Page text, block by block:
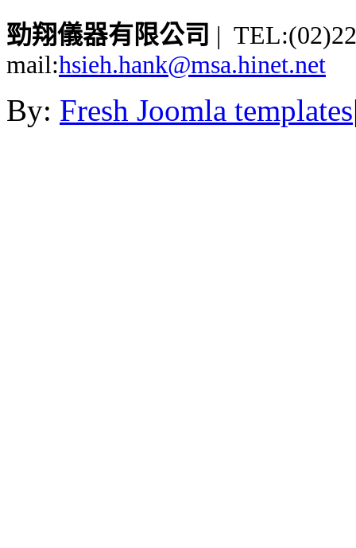
勁翔儀器有限公司 |
mail:hsieh.hank@msa.hinet.net
By: Fresh Joomla templates